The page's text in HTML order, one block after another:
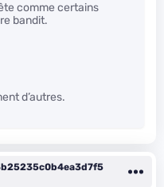
comme certains
bandit.
d’autres.